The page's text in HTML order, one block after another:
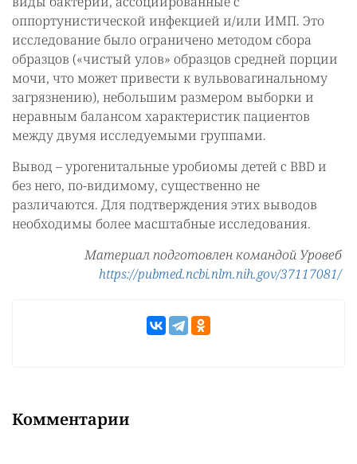
оппортунистической инфекцией и/или ИМП. Это
исследование было ограничено методом сбора
образцов («чистый улов» образцов средней порции
мочи, что может привести к вульвовагинальному
загрязнению), небольшим размером выборки и
неравным балансом характеристик пациентов
между двумя исследуемыми группами.
Вывод – урогенитальные уробиомы детей с BBD и
без него, по-видимому, существенно не
различаются. Для подтверждения этих выводов
необходимы более масштабные исследования.
Материал подготовлен командой Уровеб
https://pubmed.ncbi.nlm.nih.gov/37117081/
Комментарии